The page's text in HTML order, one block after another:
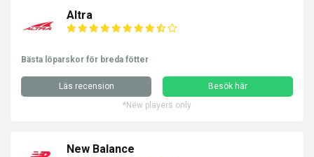
Altra
Bästa löparskor för breda fötter
Läs recension
Besök här
*New players only
New Balance